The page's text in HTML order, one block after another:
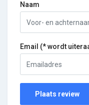
Naam
Email (* wordt
Plaats review